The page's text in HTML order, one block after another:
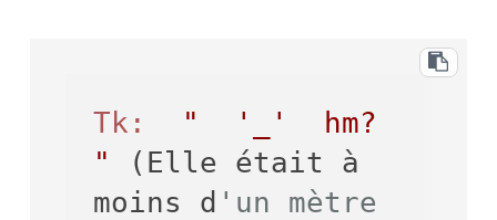
Tk:
"  '_'  hm?
"
(Elle était à
moins d 'un mètre